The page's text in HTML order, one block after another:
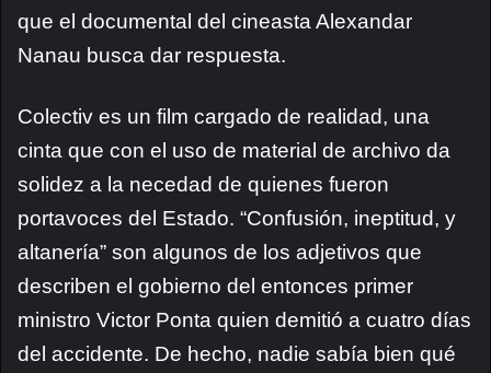
que el documental del cineasta Alexandar
Nanau busca dar respuesta.
Colectiv es un film cargado de realidad, una
cinta que con el uso de material de archivo da
solidez a la necedad de quienes fueron
portavoces del Estado. “Confusión, ineptitud, y
altanería” son algunos de los adjetivos que
describen el gobierno del entonces primer
ministro Victor Ponta quien demitió a cuatro días
del accidente. De hecho, nadie sabía bien qué